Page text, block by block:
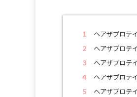
ヘアザプロテ
ヘアザプロテ
ヘアザプロテ
ヘアザプロテ
ヘアザプロテ